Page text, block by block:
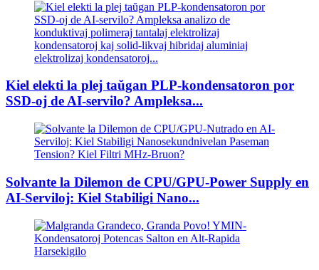
Kiel elekti la plej taŭgan PLP-kondensatoron por
SSD-oj de AI-servilo? Ampleksa...
Solvante la Dilemon de CPU/GPU-Power Supply en
AI-Serviloj: Kiel Stabiligi Nano...